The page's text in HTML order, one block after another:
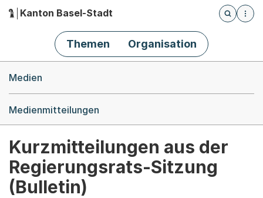
Hauptnavigation
Kanton Basel-Stadt
Öffnet
Themen Organisation
Medien
Medienmitteilungen
Kurzmitteilungen aus der
Regierungsrats-Sitzung
(Bulletin)